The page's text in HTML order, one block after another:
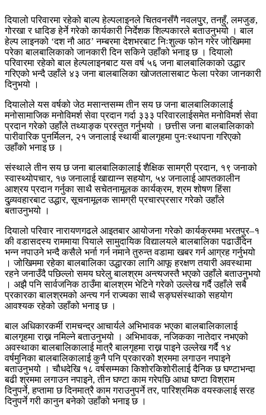
दियालो परिवारमा रहेको बाल्प हेल्पलाइनले चितवनसँगै नवलपुुर, तनहुँ, लमजुङ,
गोरखा र धादिङ हेर्ने गरेको कार्यकारी निर्देशक शिल्पकारले बताउनुभयो । बाल
हेल्प लाइनको ‘दश नौ आठ’ नम्बरमा देशभरबाट निःशुल्क फोन गरेर जोखिममा
परेका बालबालिकाको जानकारी दिन सकिने उहाँको भनाइ छ । दियालो
परिवारमा रहेको बाल हेल्पलाइनबाट यस वर्ष ५६ जना बालबालिकाको उद्धार
गरिएको भन्दै उहाँले ४३ जना बालबालिका खोजतलासबाट फेला परेका जानकारी
दिनुभयो ।
दियालोले यस वर्षको जेठ मसान्तसम्म तीन सय छ जना बालबालिकालाई
मनोसामाजिक मनोविमर्श सेवा प्रदान गर्दा ३३३ परिवारलाईसमेत मनोविमर्श सेवा
प्रदान गरेको उहाँले तथ्याङ्क प्रस्तुत गर्नुभयो । छत्तीस जना बालबालिकाको
पारीवारिक पुनर्मिलन, २१ जनालाई स्थायी बालगृहमा पुनःस्थापना गरिएको
उहाँको भनाइ छ ।
संस्थाले तीन सय छ जना बालबालिकालाई शैक्षिक सामग्री प्रदान, १९ जनाको
स्वास्थ्योपचार, १७ जनालाई खाद्यान्न सहयोग, ५४ जनालाई आपतकालीन
आश्रय प्रदान गर्नुका साथै सचेतनामूलक कार्यक्रम, श्रम शोषण हिंसा
दुव्र्यवहारबाट उद्धार, सूचनामूलक सामग्री प्रचारप्रसार गरेको उहाँले
बताउनुभयो ।
दियालो परिवार नारायणगढले आइतबार आयोजना गरेको कार्यक्रममा भरतपुर–१
की वडासदस्य राममाया पियाले सामुदायिक विद्यालयले बालबालिका पढाउँदिन
भन्न नपाउने भन्दै कसैले भर्ना गर्न नमाने तुरुन्त वडामा खबर गर्न आग्रह गर्नुभयो
। जोखिममा रहेका बालबालिका उद्धारका लागि आफू हरक्षण तयारी अवस्थामा
रहने जनाउँदै पछिल्लो समय घरेलु बालश्रम अन्त्यजस्तै भएको उहाँले बताउनुभयो
। अझै पनि सार्वजनिक ठाउँमा बालश्रम भेटिने गरेको उल्लेख गर्दै उहाँले सबै
प्रकारका बालश्रमको अन्त्य गर्न राज्यका साथै सङ्घसंस्थाको सहयोग
आवश्यक रहेको उहाँको भनाइ छ ।
बाल अधिकारकर्मी रामचन्द्र आचार्यले अभिभावक भएका बालबालिकालाई
बालगृहमा राख्न नमिल्ने बताउनुभयो । अभिभावक, नजिकका नातेदार नभएको
अवस्थाका बालबालिकालाई मात्रै बालगृहमा राख्न पाइने उल्लेख गर्दै १४
वर्षमुनिका बालबालिकालाई कुनै पनि प्रकारको श्रममा लगाउन नपाइने
बताउनुभयो । चौधदेखि १८ वर्षसम्मका किशोरकिशोरीलाई दैनिक छ घण्टाभन्दा
बढी श्रममा लगाउन नपाइने, तीन घण्टा काम गरेपछि आधा घण्टा विश्राम
दिनुपर्ने, हप्तामा छ दिनमात्रै काम गराउनुपर्ने तर, पारिश्रमिक वयस्कलाई सरह
दिनुपर्ने गरी कानुन बनेको उहाँको भनाइ छ ।